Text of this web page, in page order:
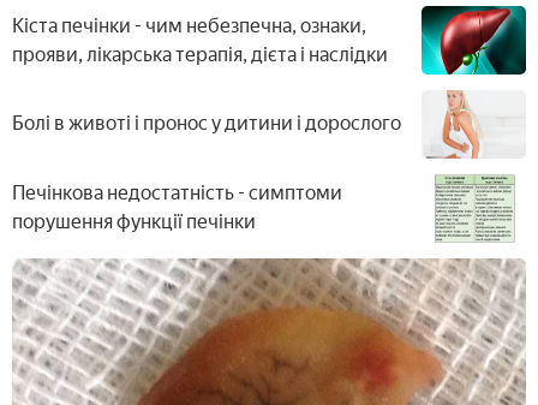
терапія та
хірургічна, раціон
Кіста печінки - чим небезпечна, ознаки,
прояви, лікарська терапія, дієта і наслідки
Болі в животі і пронос у дитини і дорослого
Печінкова недостатність - симптоми
порушення функції печінки